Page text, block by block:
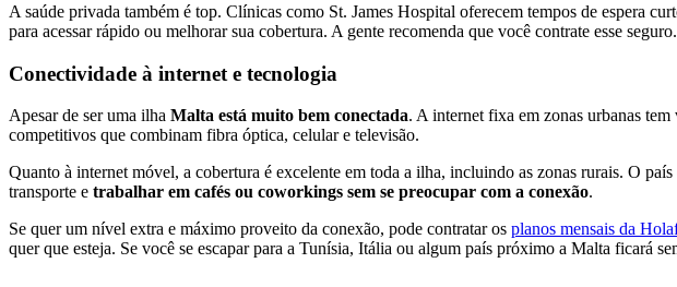
A saúde privada também é top. Clínicas como St. James Hospital oferecem tempos de espera
para acessar rápido ou melhorar sua cobertura. A gente recomenda que você contrate esse seguro.
Conectividade à internet e tecnologia
Apesar de ser uma ilha Malta está muito bem conectada. A internet fixa em zonas urbanas
competitivos que combinam fibra óptica, celular e televisão.
Quanto à internet móvel, a cobertura é excelente em toda a ilha, incluindo as zonas rurais. O
transporte e trabalhar em cafés ou coworkings sem se preocupar com a conexão.
Se quer um nível extra e máximo proveito da conexão, pode contratar os planos mensais da
quer que esteja. Se você se escapar para a Tunísia, Itália ou algum país próximo a Malta ficará